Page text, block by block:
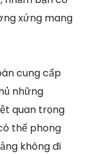
xứng mang
cung cấp
những
quan trọng
thể phong
không đi